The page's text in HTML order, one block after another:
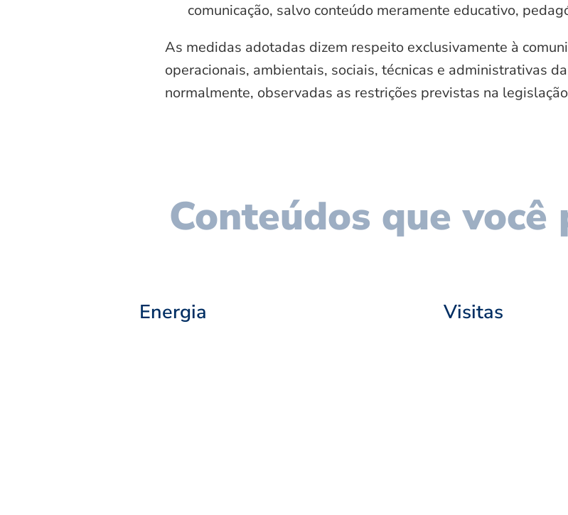
comunicação, salvo conteúdo meramente educativo,
As medidas adotadas dizem respeito exclusivamente à
operacionais, ambientais, sociais, técnicas e administrativas
normalmente, observadas as restrições previstas na
Conteúdos que
Energia Visitas